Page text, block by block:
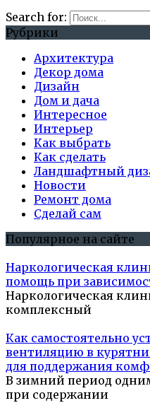
Search for:
Рубрики
Архитектура
Декор дома
Дизайн
Дом и дача
Интересное
Интерьер
Как выбрать
Как сделать
Ландшафтный
Новости
Ремонт дома
Сделай сам
Популярное на сайте
Наркологическая
помощь при
Наркологическая
комплексный
Как самостоятельно
вентиляцию в
для поддержания
В зимний период
при содержании